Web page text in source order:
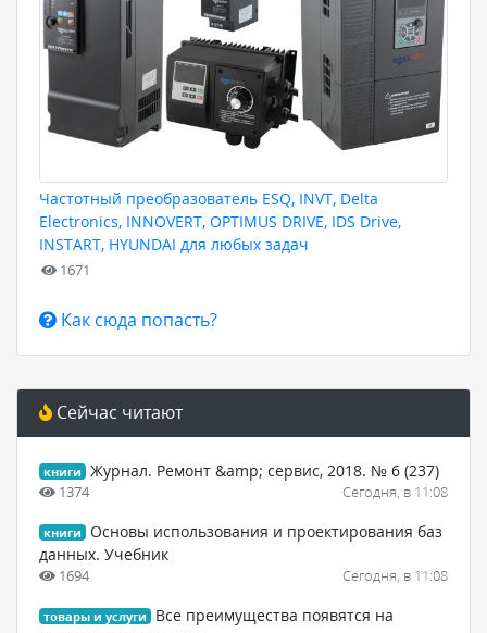
Частотный преобразователь ESQ, INVT, Delta
Electronics, INNOVERT, OPTIMUS DRIVE, IDS Drive,
INSTART, HYUNDAI для любых задач
1671
Как сюда попасть?
Сейчас читают
книги Журнал. Ремонт &amp; сервис, 2018. № 6 (237)
1374 Сегодня, в 11:08
книги
Основы использования и проектирования баз
данных. Учебник
1694 Сегодня, в 11:08
товары и услуги
Все преимущества появятся на